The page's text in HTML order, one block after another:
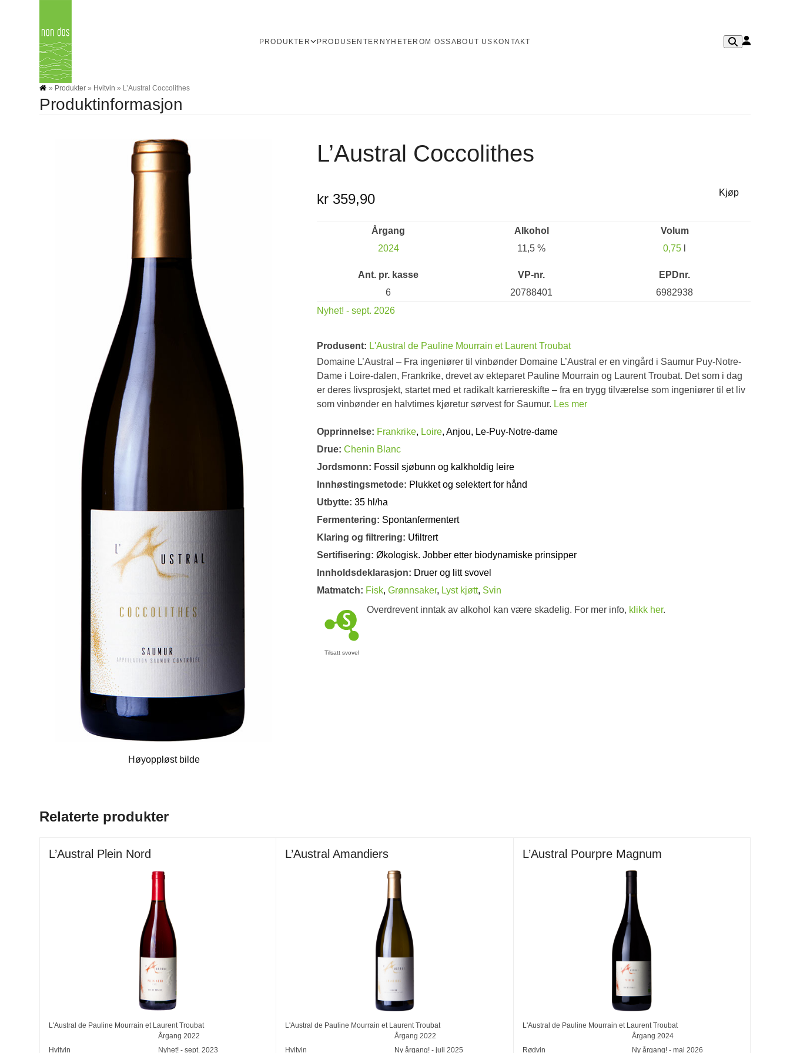
PRODUKTER PRODUSENTER NYHETER OM OSSABOUT US KONTAKT
» Produkter » Hvitvin » L’Austral Coccolithes
Produktinformasjon
Høyoppløst bilde
L’Austral Coccolithes
kr 359,90 Kjøp
Årgang
2024
Alkohol
11,5 %
Volum
0,75
Ant. pr. kasse
6
VP-nr.
20788401
EPDnr.
6982938
Nyhet! - sept. 2026
Produsent: L'Austral de Pauline Mourrain et Laurent Troubat
Domaine L’Austral – Fra ingeniører til vinbønder Domaine L’Austral er en vingård i Saumur Puy-Notre-
Dame i Loire-dalen, Frankrike, drevet av ekteparet Pauline Mourrain og Laurent Troubat. Det som i dag
er deres livsprosjekt, startet med et radikalt karriereskifte – fra en trygg tilværelse som ingeniører til et liv
som vinbønder en halvtimes kjøretur sørvest for Saumur. Les mer
Opprinnelse: Frankrike, Loire, Anjou, Le-Puy-Notre-dame
Drue: Chenin Blanc
Jordsmonn: Fossil sjøbunn og kalkholdig leire
Innhøstingsmetode: Plukket og selektert for hånd
Utbytte: 35 hl/ha
Fermentering: Spontanfermentert
Klaring og filtrering: Ufiltrert
Sertifisering: Økologisk. Jobber etter biodynamiske prinsipper
Innholdsdeklarasjon: Druer og litt svovel
Matmatch: Fisk, Grønnsaker, Lyst kjøtt, Svin
Tilsatt svovel
Overdrevent inntak av alkohol kan være skadelig. For mer info, klikk her.
Relaterte produkter
L’Austral Plein Nord
L'Austral de Pauline Mourrain et Laurent Troubat
Årgang 2022
Hvitvin
Nyhet! - sept. 2023
L’Austral Amandiers
L'Austral de Pauline Mourrain et Laurent Troubat
Årgang2022
Hvitvin
Ny årgang! - juli 2025
L’Austral Pourpre Magnum
L'Austral de Pauline Mourrain et Laurent Troubat
Årgang 2024
Rødvin
Ny årgang! - mai 2026